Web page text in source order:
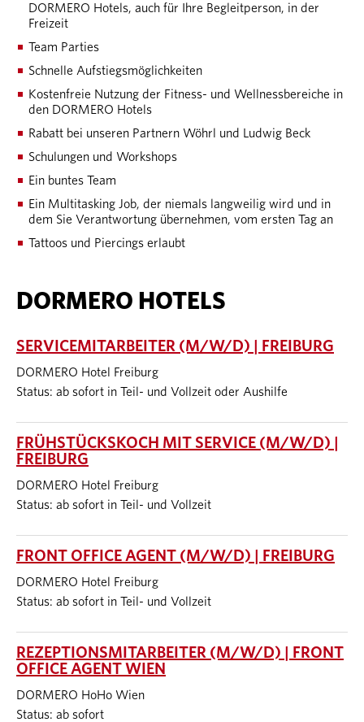
DORMERO Hotels, auch für Ihre Begleitperson, in der
Freizeit
Team Parties
Schnelle Aufstiegsmöglichkeiten
Kostenfreie Nutzung der Fitness- und Wellnessbereiche in
den DORMERO Hotels
Rabatt bei unseren Partnern Wöhrl und Ludwig Beck
Schulungen und Workshops
Ein buntes Team
Ein Multitasking Job, der niemals langweilig wird und in
dem Sie Verantwortung übernehmen, vom ersten Tag an
Tattoos und Piercings erlaubt
DORMERO HOTELS
SERVICEMITARBEITER (M/W/D) | FREIBURG
DORMERO Hotel Freiburg
Status: ab sofort in Teil- und Vollzeit oder Aushilfe
FRÜHSTÜCKSKOCH MIT SERVICE (M/W/D) |
FREIBURG
DORMERO Hotel Freiburg
Status: ab sofort in Teil- und Vollzeit
FRONT OFFICE AGENT (M/W/D) | FREIBURG
DORMERO Hotel Freiburg
Status: ab sofort in Teil- und Vollzeit
REZEPTIONSMITARBEITER (M/W/D) | FRONT
OFFICE AGENT WIEN
DORMERO HoHo Wien
Status: ab sofort